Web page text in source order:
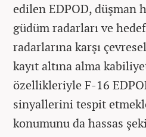
edilen EDPOD, düşman
güdüm radarları ve
radarlarına karşı
kayıt altına alma
özellikleriyle F-16
sinyallerini tespit
konumunu da hassas